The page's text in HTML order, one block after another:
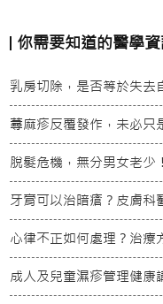
你需要知道的醫學
乳房切除，是否等於失去
蕁麻疹反覆發作，未必只
脫髮危機，無分男女老少！
牙膏可以治暗瘡？皮膚科
心律不正如何處理？治療
成人及兒童濕疹管理健康